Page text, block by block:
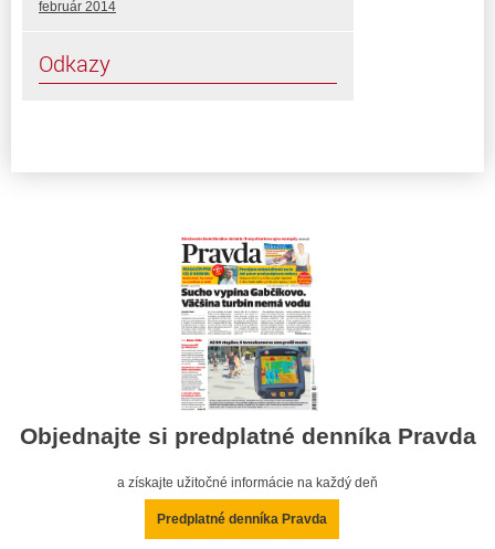
február 2014
Odkazy
Objednajte si predplatné denníka Pravda
a získajte užitočné informácie na každý deň
Predplatné denníka Pravda